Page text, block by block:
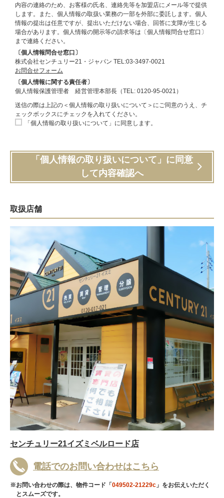
内容の連絡のため、お客様の氏名、連絡先等を加盟店にメール等で提供
します。また、個人情報の取扱い業務の一部を外部に委託します。個人
情報の提出は任意ですが、提出いただけない場合、回答に支障が生じる
場合があります。個人情報の開示等の請求等は〔個人情報問合せ窓口〕
まで連絡ください。
〔個人情報問合せ窓口〕
株式会社センチュリー21・ジャパン TEL:03-3497-0021
お問合せフォーム
〔個人情報に関する責任者〕
個人情報保護管理者 経営管理本部長（TEL: 0120-95-0021）
送信の際は上記の＜個人情報の取り扱いについて＞にご同意のうえ、チ
ェックボックスにチェックを入れてください。
「個人情報の取り扱いについて」に同意します。
「個人情報の取り扱いについて」に同意
して内容確認へ
取扱店舗
センチュリー21イズミベルロード店
電話でのお問い合わせはこちら
※お問い合わせの際は、物件コード「049502-21229c 」をお伝えいただく
とスムーズです。